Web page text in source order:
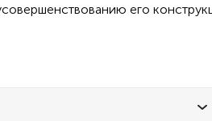
его